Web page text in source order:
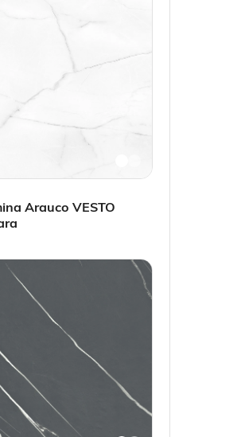
Arauco VESTO